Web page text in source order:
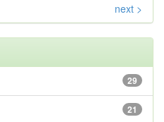
next >
29
21